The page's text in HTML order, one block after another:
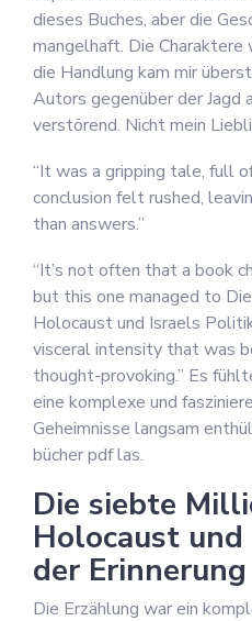
dieses Buches, aber die
mangelhaft. Die
die Handlung kam mir
Autors gegenüber der Jagd
verstörend. Nicht mein
“It was a gripping tale, full
conclusion felt rushed,
than answers.”
“It’s not often that a book
but this one managed to
Holocaust und Israels
visceral intensity that was
thought-provoking.” Es
eine komplexe und
Geheimnisse langsam
bücher pdf las.
Die siebte
Holocaust
der
Die Erzählung war ein